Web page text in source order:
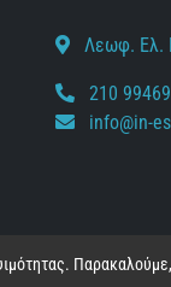
Λεωφ. Ελ.
210
info@in-
Παρακαλούμε,